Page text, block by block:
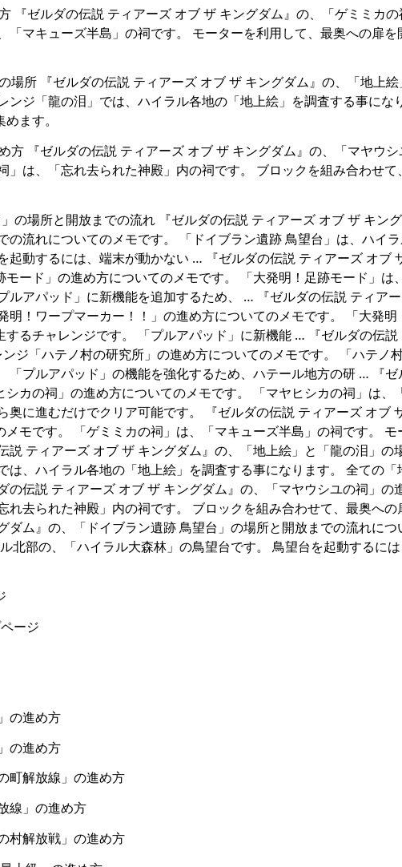
『ゼルダの伝説 ティアーズ オブ ザ キングダム』の、「ゲミミカ
マキューズ半島」の祠です。 モーターを利用して、最奥への扉を
場所 『ゼルダの伝説 ティアーズ オブ ザ キングダム』の、「地上
ジ「龍の泪」では、ハイラル各地の「地上絵」を調査する事にな
ます。
方 『ゼルダの伝説 ティアーズ オブ ザ キングダム』の、「マヤウ
は、「忘れ去られた神殿」内の祠です。 ブロックを組み合わせて
の場所と開放までの流れ 『ゼルダの伝説 ティアーズ オブ ザ キン
流れについてのメモです。 「ドイブラン遺跡 鳥望台」は、ハイ
起動するには、端末が動かない … 『ゼルダの伝説 ティアーズ オブ
ード」の進め方についてのメモです。 「大発明！足跡モード」は
ルアパッド」に新機能を追加するため、 … 『ゼルダの伝説 ティア
！ワープマーカー！！」の進め方についてのメモです。 「大発明
るチャレンジです。 「プルアパッド」に新機能 … 『ゼルダの伝説
ジ「ハテノ村の研究所」の進め方についてのメモです。 「ハテノ
「プルアパッド」の機能を強化するため、ハテール地方の研 … 『ゼ
カの祠」の進め方についてのメモです。 「マヤヒシカの祠」は、
に進むだけでクリア可能です。 『ゼルダの伝説 ティアーズ オブ
モです。 「ゲミミカの祠」は、「マキューズ半島」の祠です。 モ
ティアーズ オブ ザ キングダム』の、「地上絵」と「龍の泪」の
は、ハイラル各地の「地上絵」を調査する事になります。 全ての「
の伝説 ティアーズ オブ ザ キングダム』の、「マヤウシユの祠」の
去られた神殿」内の祠です。 ブロックを組み合わせて、最奥への
ダム』の、「ドイブラン遺跡 鳥望台」の場所と開放までの流れにつ
北部の、「ハイラル大森林」の鳥望台です。 鳥望台を起動するに
ージ
の進め方
の進め方
町解放線」の進め方
線」の進め方
村解放戦」の進め方